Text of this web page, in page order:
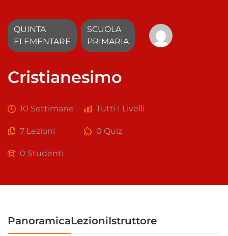
QUINTA
ELEMENTARE
SCUOLA
PRIMARIA
Cristianesimo
10 Settimane Tutti I Livelli
7 Lezioni 0 Quiz
0 Studenti
PanoramicaLezioniIstruttore